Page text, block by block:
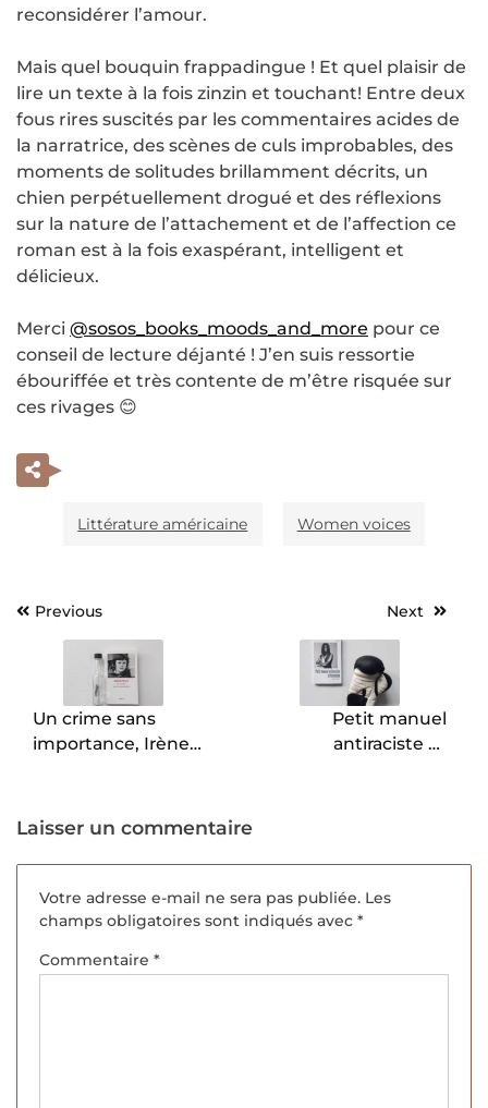
reconsidérer l’amour.
Mais quel bouquin frappadingue ! Et quel plaisir de
lire un texte à la fois zinzin et touchant! Entre deux
fous rires suscités par les commentaires acides de
la narratrice, des scènes de culs improbables, des
moments de solitudes brillamment décrits, un
chien perpétuellement drogué et des réflexions
sur la nature de l’attachement et de l’affection ce
roman est à la fois exaspérant, intelligent et
délicieux.
Merci @sosos_books_moods_and_more pour ce
conseil de lecture déjanté ! J’en suis ressortie
ébouriffée et très contente de m’être risquée sur
ces rivages 😊
Littérature américaine Women voices
Navigation
l’article
Previous
Un crime sans
importance, Irène
Next
Petit manuel
antiraciste et
Laisser un commentaire
Votre adresse e-mail ne sera pas publiée. Les
champs obligatoires sont indiqués avec *
Commentaire *